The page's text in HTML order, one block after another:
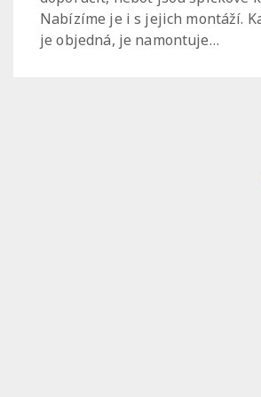
Nabízíme je i s jejich montáží.
je objedná, je namontuje…